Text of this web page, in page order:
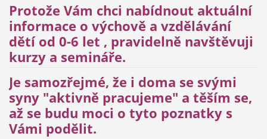
Protože Vám chci nabídnout aktuální
informace o výchově a vzdělávání
dětí od 0-6 let , pravidelně navštěvuji
kurzy a semináře.
Je samozřejmé, že i doma se svými
syny "aktivně pracujeme" a těším se,
až se budu moci o tyto poznatky s
Vámi podělit.